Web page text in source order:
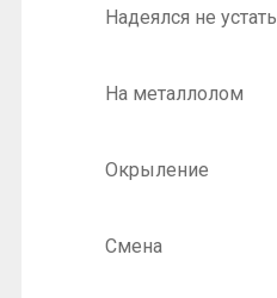
Надеялся не устать
На металлолом
Окрыление
Смена